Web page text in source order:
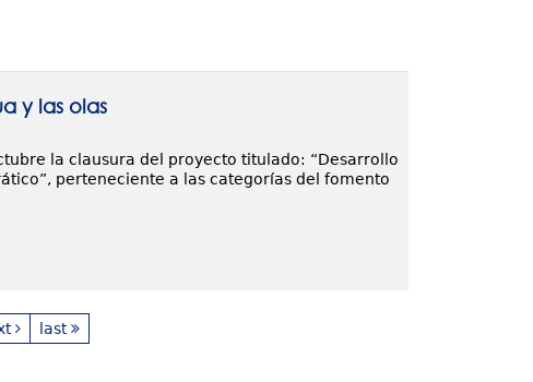
y las olas
la clausura del proyecto titulado: “Desarrollo
perteneciente a las categorías del fomento
last